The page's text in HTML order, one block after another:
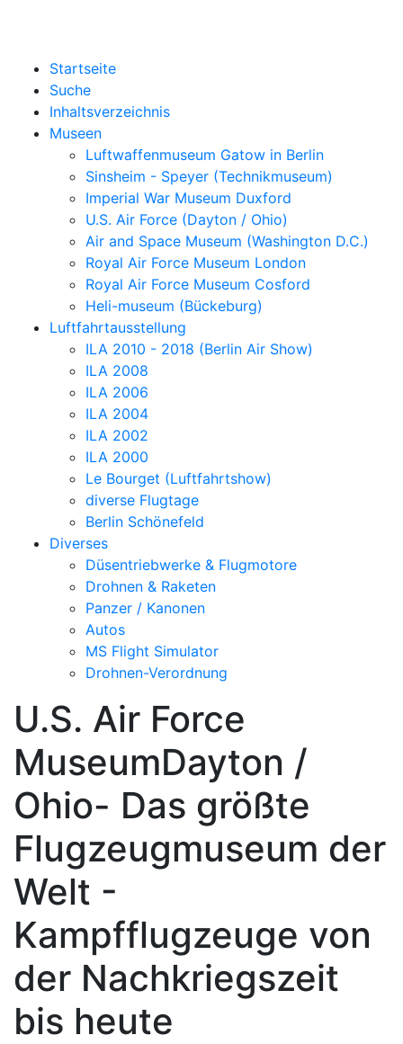
Startseite
Suche
Inhaltsverzeichnis
Museen
Luftwaffenmuseum Gatow in Berlin
Sinsheim - Speyer (Technikmuseum)
Imperial War Museum Duxford
U.S. Air Force (Dayton / Ohio)
Air and Space Museum (Washington D.C.)
Royal Air Force Museum London
Royal Air Force Museum Cosford
Heli-museum (Bückeburg)
Luftfahrtausstellung
ILA 2010 - 2018 (Berlin Air Show)
ILA 2008
ILA 2006
ILA 2004
ILA 2002
ILA 2000
Le Bourget (Luftfahrtshow)
diverse Flugtage
Berlin Schönefeld
Diverses
Düsentriebwerke & Flugmotore
Drohnen & Raketen
Panzer / Kanonen
Autos
MS Flight Simulator
Drohnen-Verordnung
U.S. Air Force
MuseumDayton /
Ohio- Das größte
Flugzeugmuseum der
Welt -
Kampfflugzeuge von
der Nachkriegszeit
bis heute